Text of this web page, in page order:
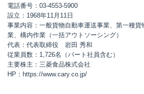
電話番号：03-4553-5900
設立：1968年11月11日
事業内容：一般貨物自動車運送事業、第一種
業、構内作業（一括アウトソーシング）
代表：代表取締役 岩田 秀和
従業員数：1,726名（パート社員含む）
主要株主：三菱食品株式会社
HP：https://www.cary.co.jp/